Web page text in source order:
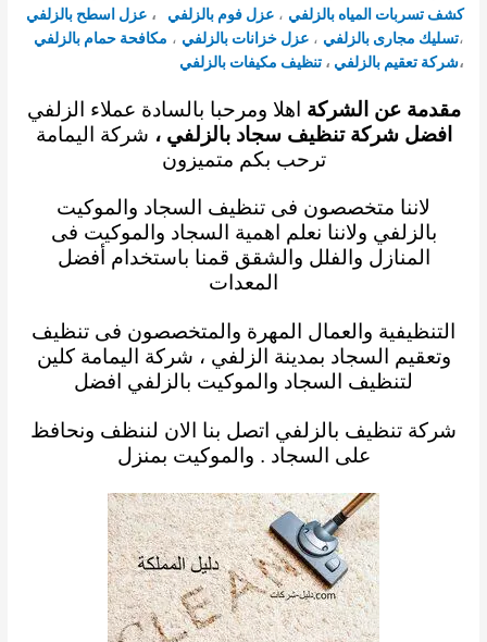
كشف تسربات المياه بالزلفي ، عزل فوم بالزلفي ، عزل اسطح بالزلفي
،تسليك مجارى بالزلفي ، عزل خزانات بالزلفي ، مكافحة حمام بالزلفي
،شركة تعقيم بالزلفي ،تنظيف مكيفات بالزلفي
مقدمة عن الشركة اهلا ومرحبا بالسادة عملاء الزلفي
افضل شركة تنظيف سجاد بالزلفي ، شركة اليمامة
ترحب بكم متميزون
لاننا متخصصون فى تنظيف السجاد والموكيت
بالزلفي ولاننا نعلم اهمية
السجاد والموكيت فى
المنازل والفلل والشقق قمنا باستخدام أفضل
المعدات
التنظيفية والعمال المهرة والمتخصصون فى تنظيف
وتعقيم السجاد بمدينة الزلفي ، شركة اليمامة كلين
لتنظيف السجاد والموكيت بالزلفي افضل
شركة تنظيف بالزلفي اتصل بنا الان لننظف ونحافظ
على
السجاد . والموكيت بمنزل